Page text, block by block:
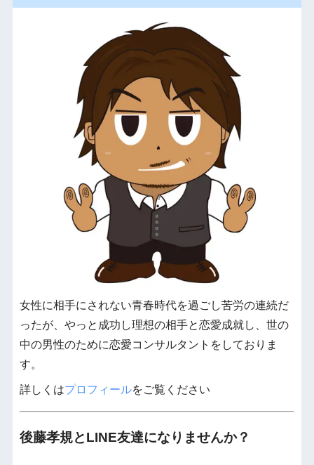
女性に相手にされない青春時代を過ごし苦労の連続だ
ったが、やっと成功し理想の相手と恋愛成就し、世の
中の男性のために恋愛コンサルタントをしておりま
す。
詳しくはプロフィールをご覧ください
後藤孝規とLINE友達になりませんか？